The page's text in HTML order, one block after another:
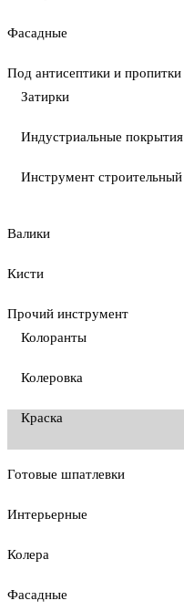
Фасадные
Под антисептики и пропитки
Затирки
Индустриальные покрытия
Инструмент строительный
Валики
Кисти
Прочий инструмент
Колоранты
Колеровка
Краска
Готовые шпатлевки
Интерьерные
Колера
Фасадные